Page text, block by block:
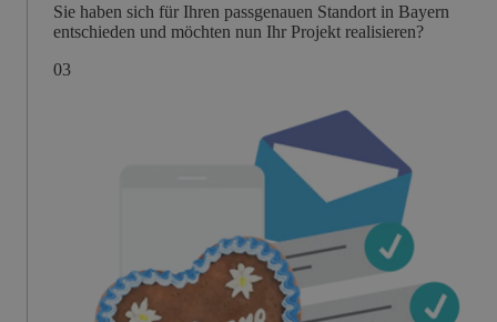
Sie haben sich für Ihren passgenauen Standort in Bayern
entschieden und möchten nun Ihr Projekt realisieren?
03